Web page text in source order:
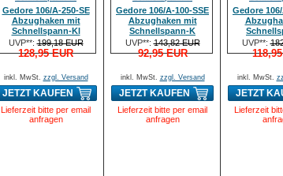
Gedore 106/A-250-SE
Abzughaken mit
Schnellspann-Kl
UVP**:199,18 EUR
128,95 EUR
inkl. MwSt. zzgl. Versand
JETZT KAUFEN
Lieferzeit bitte per email
anfragen
Gedore 106/A-100-SSE
Abzughaken mit
Schnellspann-K
UVP**:143,82 EUR
92,95 EUR
inkl. MwSt. zzgl. Versand
JETZT KAUFEN
Lieferzeit bitte per email
anfragen
Gedore
UVP**:
inkl. MwSt.
JETZT
Lieferzeit